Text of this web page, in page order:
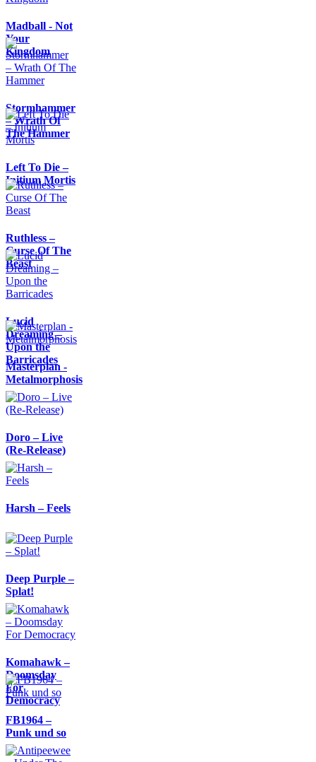
Madball - Not
Your
Kingdom
Stormhammer
– Wrath Of
The Hammer
Left To Die –
Initium Mortis
Ruthless –
Curse Of The
Beast
Lucid
Dreaming –
Upon the
Barricades
Masterplan -
Metalmorphosis
Doro – Live
(Re-Release)
Harsh – Feels
Deep Purple –
Splat!
Komahawk –
Doomsday
For
Democracy
FB1964 –
Punk und so